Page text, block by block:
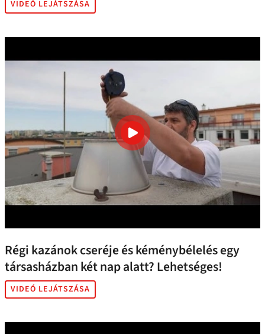
VIDEÓ LEJÁTSZÁSA
Régi kazánok cseréje és kéménybélelés egy
társasházban két nap alatt? Lehetséges!
VIDEÓ LEJÁTSZÁSA